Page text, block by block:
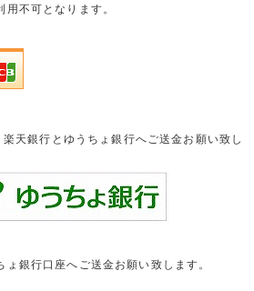
不可となります。
天銀行とゆうちょ銀行へご送金お願い致し
銀行口座へご送金お願い致します。